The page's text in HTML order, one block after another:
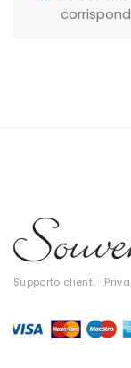
Tute
Tutti
Gift Card
Supporto clienti